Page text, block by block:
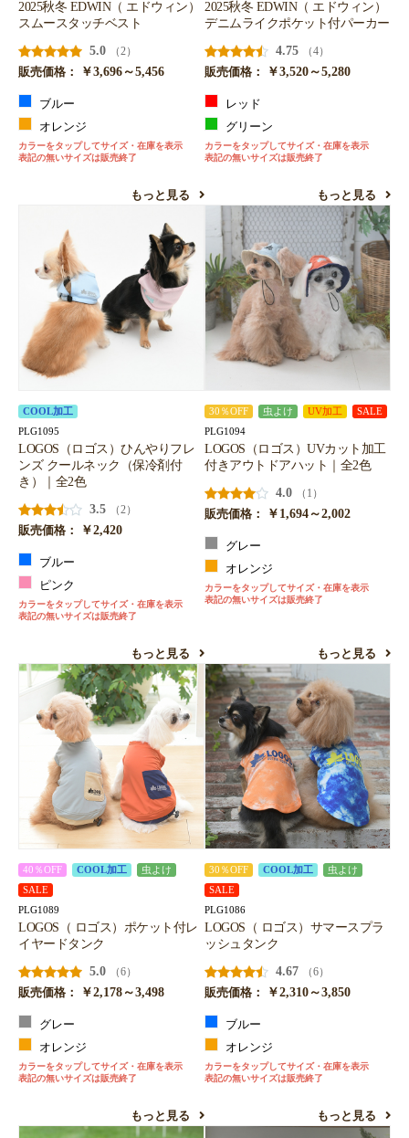
2025秋冬 EDWIN（ エドウィン）
スムースタッチベスト
5.0
（2）
販売価格：
￥3,696～5,456
ブルー
オレンジ
カラーをタップしてサイズ・在庫を表示
表記の無いサイズは販売終了
もっと見る
2025秋冬 EDWIN（ エドウィン）
デニムライクポケット付パーカー
4.75
（4）
販売価格：
￥3,520～5,280
レッド
グリーン
カラーをタップしてサイズ・在庫を表示
表記の無いサイズは販売終了
もっと見る
COOL加工
PLG1095
LOGOS（ロゴス）ひんやりフレ
ンズ クールネック（保冷剤付
き）｜全2色
3.5
（2）
販売価格：
￥2,420
ブルー
ピンク
カラーをタップしてサイズ・在庫を表示
表記の無いサイズは販売終了
もっと見る
30％OFF 虫よけ UV加工 SALE
PLG1094
LOGOS（ロゴス）UVカット加工
付きアウトドアハット｜全2色
4.0
（1）
販売価格：
￥1,694～2,002
グレー
オレンジ
カラーをタップしてサイズ・在庫を表示
表記の無いサイズは販売終了
もっと見る
40％OFF COOL加工
虫よけ
SALE
PLG1089
LOGOS（ ロゴス）ポケット付レ
イヤードタンク
5.0
（6）
販売価格：
￥2,178～3,498
グレー
オレンジ
カラーをタップしてサイズ・在庫を表示
表記の無いサイズは販売終了
もっと見る
30％OFF COOL加工
虫よけ
SALE
PLG1086
LOGOS（ ロゴス）サマースプラ
ッシュタンク
4.67
（6）
販売価格：
￥2,310～3,850
ブルー
オレンジ
カラーをタップしてサイズ・在庫を表示
表記の無いサイズは販売終了
もっと見る